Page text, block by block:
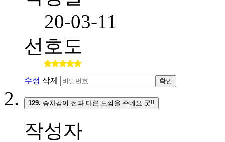
20-03-11
선호도
수정 삭제 확인
129. 승차감이 전과 다른 느낌을 주네요 굿!!
작성자